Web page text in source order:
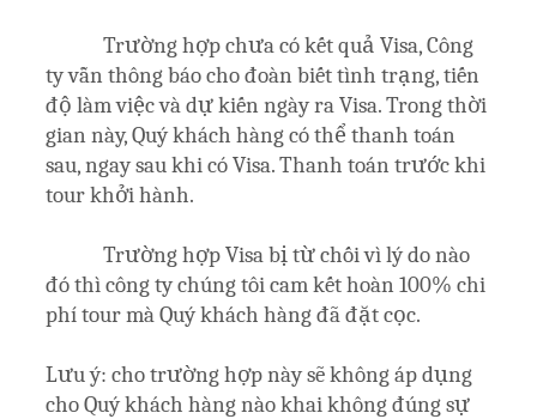
Trường hợp chưa có kết quả Visa, Công
ty vẫn thông báo cho đoàn biết tình trạng, tiến
độ làm việc và dự kiến ngày ra Visa. Trong thời
gian này, Quý khách hàng có thể thanh toán
sau, ngay sau khi có Visa. Thanh toán trước khi
tour khởi hành.
Trường hợp Visa bị từ chối vì lý do nào
đó thì công ty chúng tôi cam kết hoàn 100% chi
phí tour mà Quý khách hàng đã đặt cọc.
Lưu ý: cho trường hợp này sẽ không áp dụng
cho Quý khách hàng nào khai không đúng sự